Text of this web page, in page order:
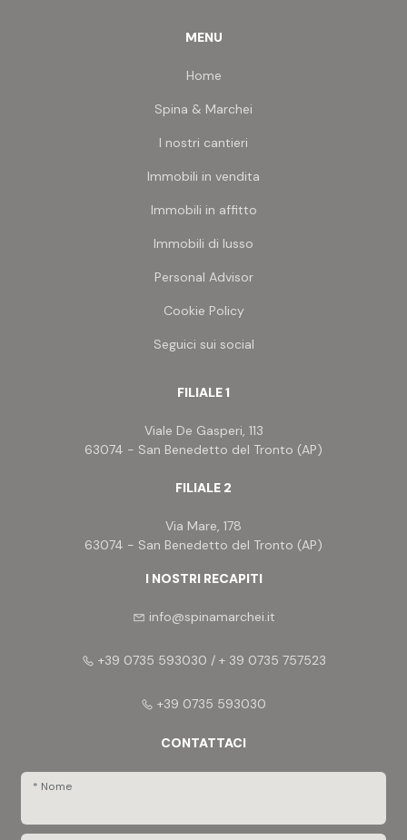
attività produttive leggere o direzionali. Il
soluzione unica nel panorama immobiliare della
Possibilità di frazionamento: disponibile anche una
MENU
Home
Spina & Marchei
I nostri cantieri
Immobili in vendita
Immobili in affitto
Immobili di lusso
Personal Advisor
Cookie Policy
Seguici sui social
FILIALE 1
Viale De Gasperi, 113
63074 - San Benedetto del Tronto (AP)
FILIALE 2
Via Mare, 178
63074 - San Benedetto del Tronto (AP)
I NOSTRI RECAPITI
info@spinamarchei.it
+39 0735 593030 / + 39 0735 757523
+39 0735 593030
CONTATTACI
* Nome